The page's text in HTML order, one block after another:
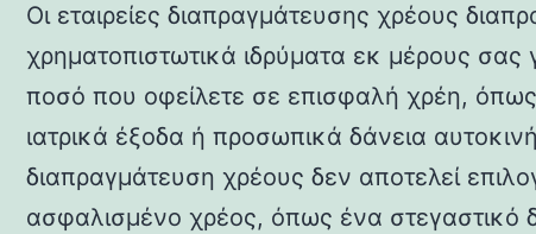
Οι εταιρείες διαπραγμάτευσης χρέους
χρηματοπιστωτικά ιδρύματα εκ μέρους σας
ποσό που οφείλετε σε επισφαλή χρέη,
ιατρικά έξοδα ή προσωπικά δάνεια
διαπραγμάτευση χρέους δεν αποτελεί
ασφαλισμένο χρέος, όπως ένα στεγαστικό